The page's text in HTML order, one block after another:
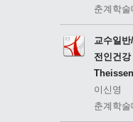
춘계학
교수일
전인건
이신영
춘계학